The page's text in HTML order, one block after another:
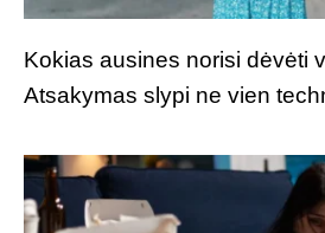
Kokias ausines norisi dėvėti
Atsakymas slypi ne vien